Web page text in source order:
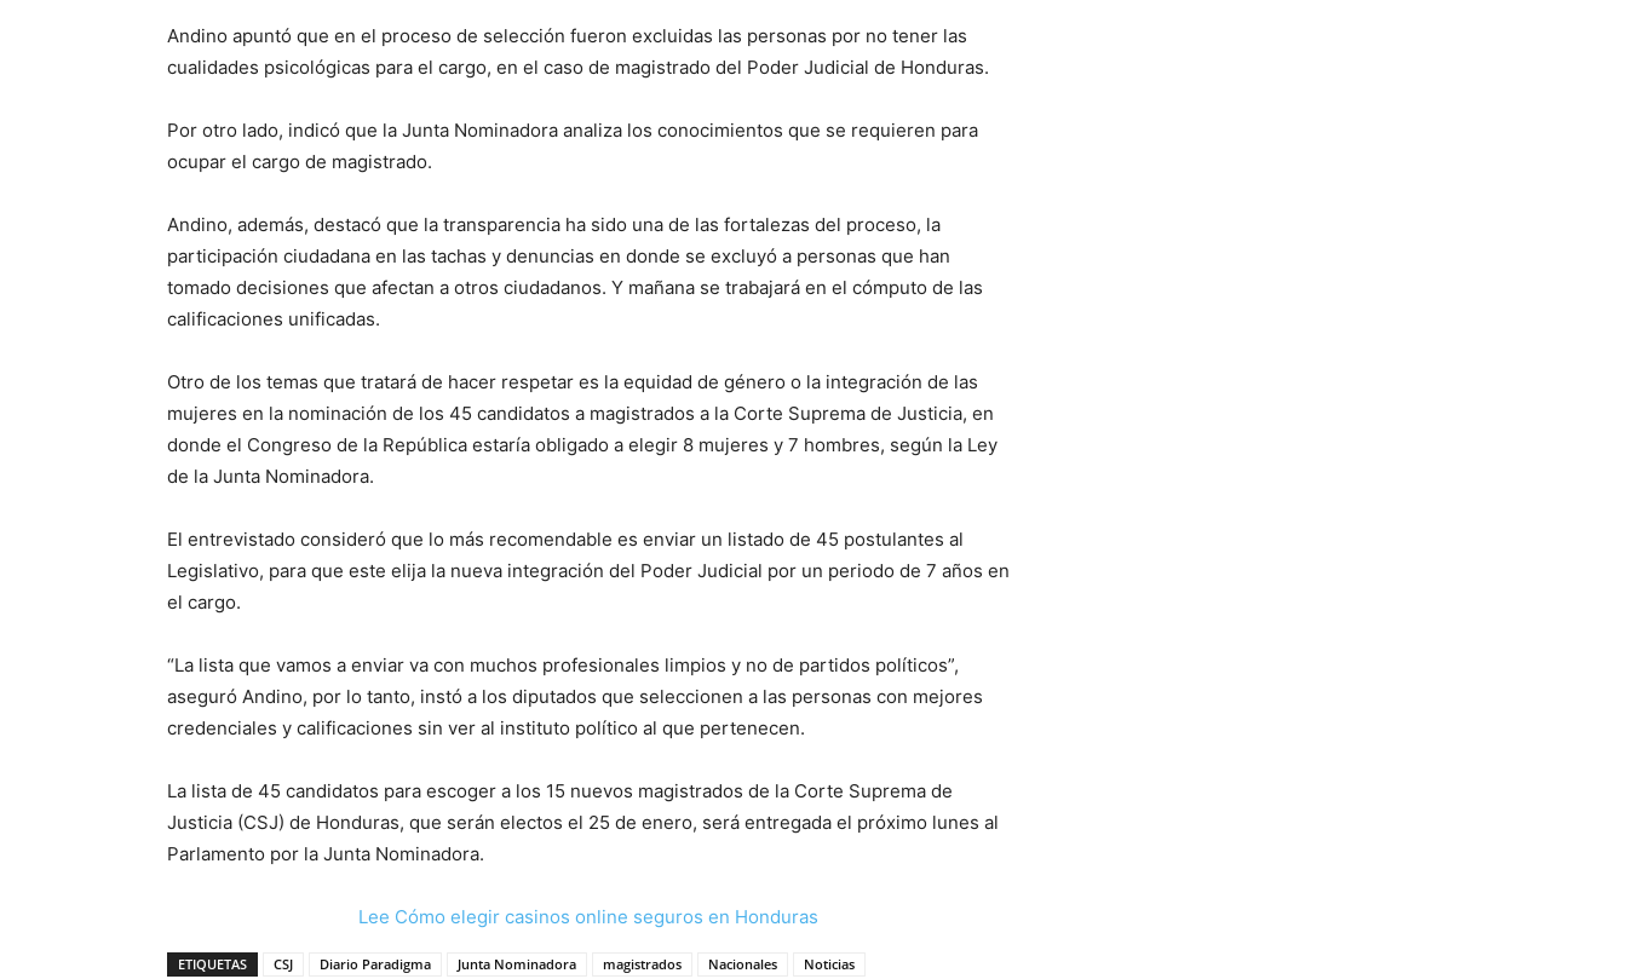
Andino apuntó que en el proceso de selección fueron excluidas las personas por no tener las
cualidades psicológicas para el cargo, en el caso de magistrado del Poder Judicial de Honduras.
Por otro lado, indicó que la Junta Nominadora analiza los conocimientos que se requieren para
ocupar el cargo de magistrado.
Andino, además, destacó que la transparencia ha sido una de las fortalezas del proceso, la
participación ciudadana en las tachas y denuncias en donde se excluyó a personas que han
tomado decisiones que afectan a otros ciudadanos. Y mañana se trabajará en el cómputo de las
calificaciones unificadas.
Otro de los temas que tratará de hacer respetar es la equidad de género o la integración de las
mujeres en la nominación de los 45 candidatos a magistrados a la Corte Suprema de Justicia, en
donde el Congreso de la República estaría obligado a elegir 8 mujeres y 7 hombres, según la Ley
de la Junta Nominadora.
El entrevistado consideró que lo más recomendable es enviar un listado de 45 postulantes al
Legislativo, para que este elija la nueva integración del Poder Judicial por un periodo de 7 años en
el cargo.
“La lista que vamos a enviar va con muchos profesionales limpios y no de partidos políticos”,
aseguró Andino, por lo tanto, instó a los diputados que seleccionen a las personas con mejores
credenciales y calificaciones sin ver al instituto político al que pertenecen.
La lista de 45 candidatos para escoger a los 15 nuevos magistrados de la Corte Suprema de
Justicia (CSJ) de Honduras, que serán electos el 25 de enero, será entregada el próximo lunes al
Parlamento por la Junta Nominadora.
Lee Cómo elegir casinos online seguros en Honduras
ETIQUETAS CSJ Diario Paradigma Junta Nominadora magistrados Nacionales Noticias